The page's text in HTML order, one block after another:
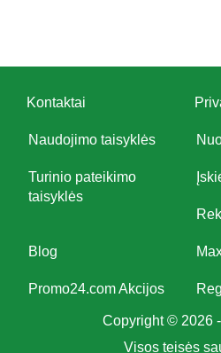
Kontaktai
Naudojimo taisyklės
Turinio pateikimo
taisyklės
Blog
Promo24.com Akcijos
Copyright © 2026
Visos teisės